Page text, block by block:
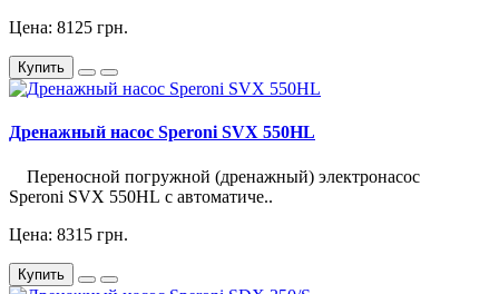
Цена: 8125 грн.
Купить
Дренажный насос Speroni SVX 550HL
Переносной погружной (дренажный) электронасос
Speroni SVX 550HL с автоматиче..
Цена: 8315 грн.
Купить